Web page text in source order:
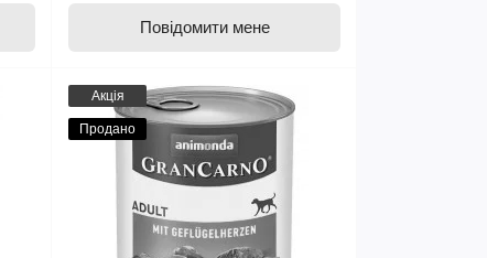
Повідомити мене
Акція
Продано